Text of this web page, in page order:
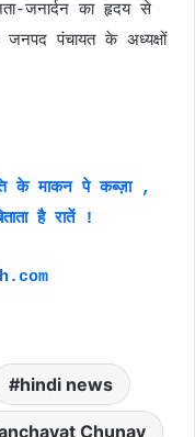
जनार्दन का हृदय से
पंचायत के अध्यक्षों
के माकन पे कब्ज़ा ,
है रातें !
hindi news
Chunav